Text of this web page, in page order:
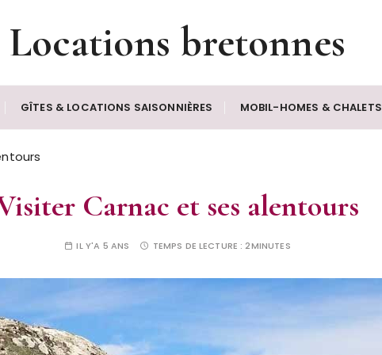
Locations bretonnes
GÎTES & LOCATIONS SAISONNIÈRES MOBIL-HOMES & CHALETS
Carnac et ses alentours
IL Y'A 5 ANS TEMPS DE LECTURE :2MINUTES